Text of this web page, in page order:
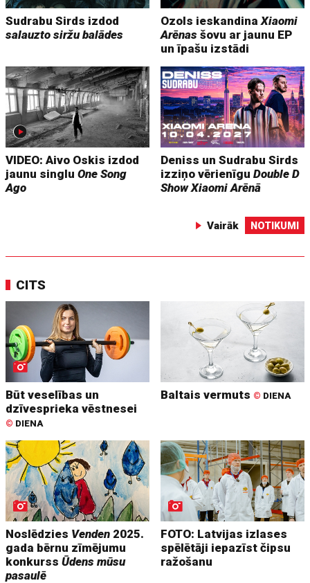
Sudrabu Sirds izdod
salauzto siržu balādes
Ozols ieskandinaXiaomi
Arēnas šovu ar jaunu EP
un īpašu izstādi
VIDEO: Aivo Oskis izdod
jaunu singluOne Song
Ago
Deniss un Sudrabu Sirds
izziņo vērienīguDouble D
Show Xiaomi Arēnā
Vairāk NOTIKUMI
CITS
Būt veselības un
dzīvesprieka vēstnesei
© DIENA
Baltais vermuts © DIENA
Noslēdzies Venden 2025.
gada bērnu zīmējumu
konkurssŪdens mūsu
pasaulē
FOTO: Latvijas izlases
spēlētāji iepazīst čipsu
ražošanu